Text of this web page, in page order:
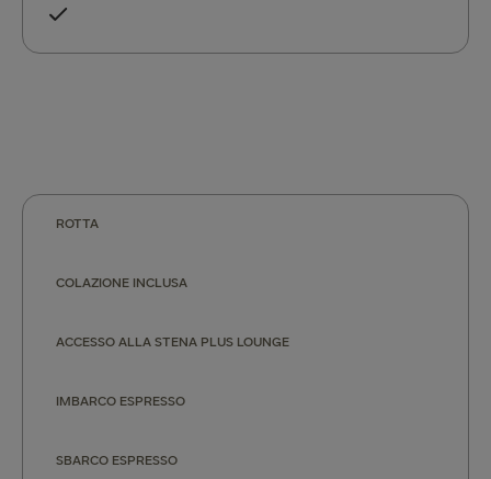
ROTTA
COLAZIONE INCLUSA
ACCESSO ALLA STENA PLUS LOUNGE
IMBARCO ESPRESSO
SBARCO ESPRESSO